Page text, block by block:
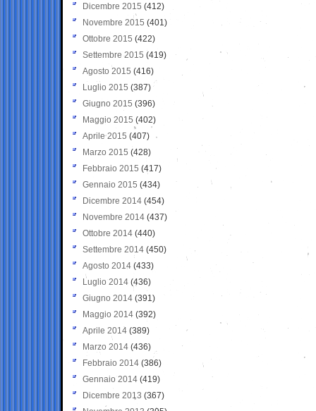
Dicembre 2015 (412)
Novembre 2015 (401)
Ottobre 2015 (422)
Settembre 2015 (419)
Agosto 2015 (416)
Luglio 2015 (387)
Giugno 2015 (396)
Maggio 2015 (402)
Aprile 2015 (407)
Marzo 2015 (428)
Febbraio 2015 (417)
Gennaio 2015 (434)
Dicembre 2014 (454)
Novembre 2014 (437)
Ottobre 2014 (440)
Settembre 2014 (450)
Agosto 2014 (433)
Luglio 2014 (436)
Giugno 2014 (391)
Maggio 2014 (392)
Aprile 2014 (389)
Marzo 2014 (436)
Febbraio 2014 (386)
Gennaio 2014 (419)
Dicembre 2013 (367)